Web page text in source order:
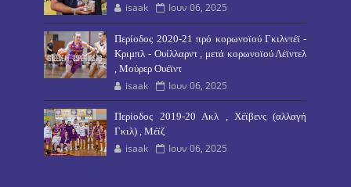
isaak Ιουν 06, 2025
Περίοδος 2020-21 πρό κορωνοϊού Γκιλντέϊ -
Κριμπλ - Ουίλλαρντ , μετά κορωνοϊού Λέϊντελ
, Μούρερ Ουέϊντ
isaak Ιουν 06, 2025
Περίοδος 2019-20 Ακλ , Χέϊβενς (αλλαγή
Γκιλ) , Μέϊζ
isaak Ιουν 06, 2025